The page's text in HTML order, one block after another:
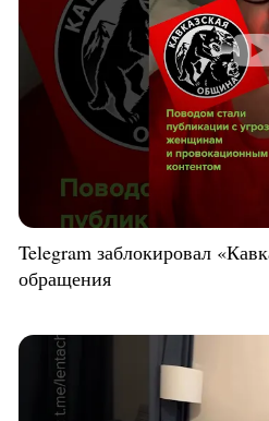
Telegram заблокировал
обращения